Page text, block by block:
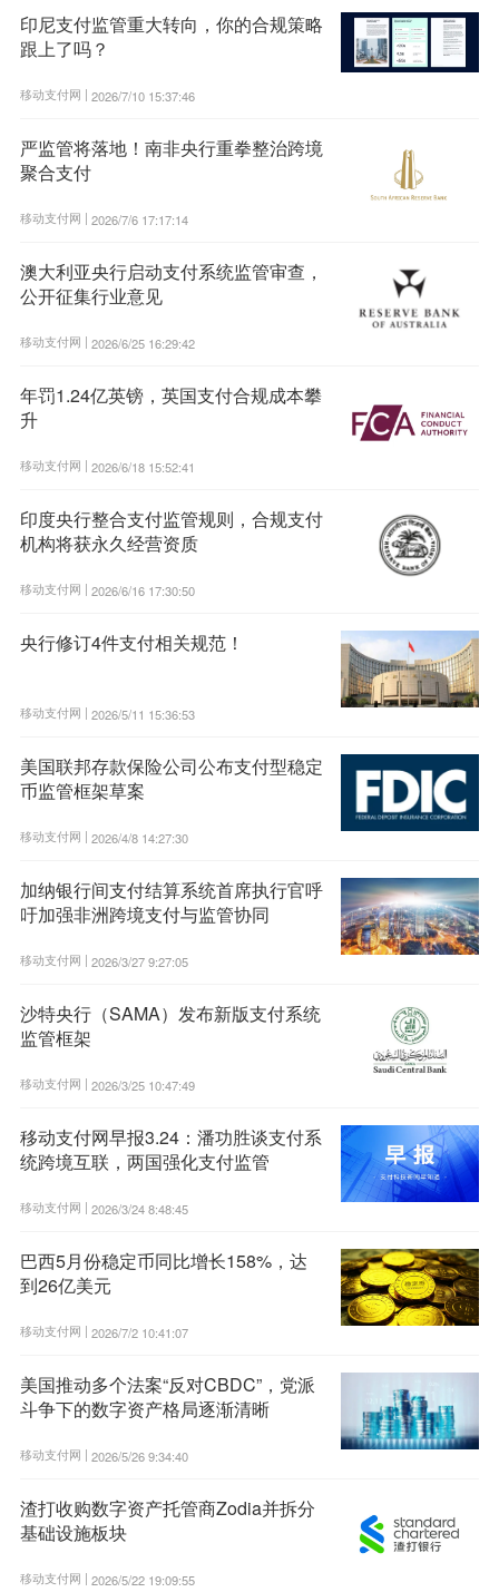
印尼支付监管重大转向，你的合规策略
跟上了吗？
移动支付网 | 2026/7/10 15:37:46
严监管将落地！南非央行重拳整治跨境
聚合支付
移动支付网 | 2026/7/6 17:17:14
澳大利亚央行启动支付系统监管审查，
公开征集行业意见
移动支付网 | 2026/6/25 16:29:42
年罚1.24亿英镑，英国支付合规成本攀
升
移动支付网 | 2026/6/18 15:52:41
印度央行整合支付监管规则，合规支付
机构将获永久经营资质
移动支付网 | 2026/6/16 17:30:50
央行修订4件支付相关规范！
移动支付网 | 2026/5/11 15:36:53
美国联邦存款保险公司公布支付型稳定
币监管框架草案
移动支付网 | 2026/4/8 14:27:30
加纳银行间支付结算系统首席执行官呼
吁加强非洲跨境支付与监管协同
移动支付网 | 2026/3/27 9:27:05
沙特央行（SAMA）发布新版支付系统
监管框架
移动支付网 | 2026/3/25 10:47:49
移动支付网早报3.24：潘功胜谈支付系
统跨境互联，两国强化支付监管
移动支付网 | 2026/3/24 8:48:45
巴西5月份稳定币同比增长158%，达
到26亿美元
移动支付网 | 2026/7/2 10:41:07
美国推动多个法案“反对CBDC”，党派
斗争下的数字资产格局逐渐清晰
移动支付网 | 2026/5/26 9:34:40
渣打收购数字资产托管商Zodia并拆分
基础设施板块
移动支付网 | 2026/5/22 19:09:55